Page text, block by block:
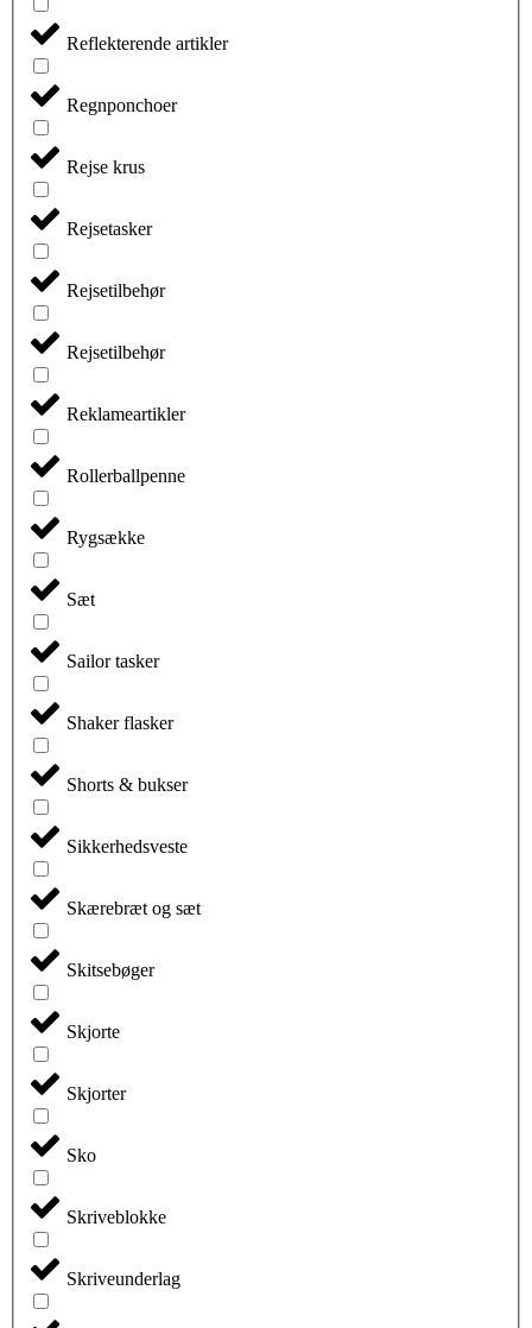
Reflekterende artikler
Regnponchoer
Rejse krus
Rejsetasker
Rejsetilbehør
Rejsetilbehør
Reklameartikler
Rollerballpenne
Rygsække
Sæt
Sailor tasker
Shaker flasker
Shorts & bukser
Sikkerhedsveste
Skærebræt og sæt
Skitsebøger
Skjorte
Skjorter
Sko
Skriveblokke
Skriveunderlag